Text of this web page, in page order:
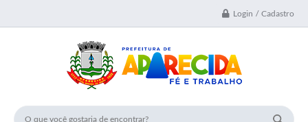
Login / Cadastro